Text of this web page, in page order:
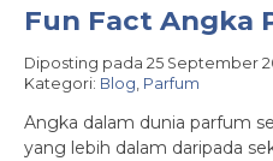
Fun Fact Angka
Diposting pada 25 September
Kategori: Blog, Parfum
Angka dalam dunia parfum
yang lebih dalam daripada